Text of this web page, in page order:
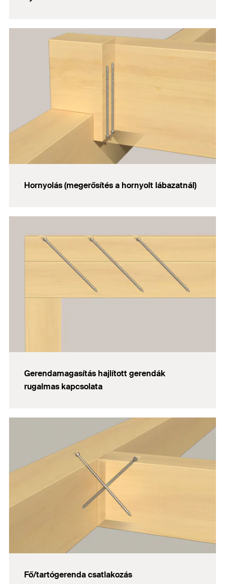
Hornyolás (megerősítés a hornyolt lábazatnál)
Gerendamagasítás hajlított gerendák
rugalmas kapcsolata
Fő/tartógerenda csatlakozás